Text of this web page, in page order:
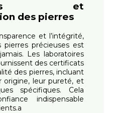
et
des pierres
et l’intégrité,
précieuses est
Les laboratoires
des certificats
des pierres, incluant
origine, leur pureté, et
spécifiques. Cela
indispensable
a